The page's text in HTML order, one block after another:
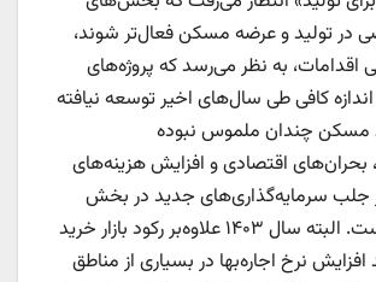
در تولید و عرضه مسکن فعال‌تر شوند،
اقدامات، به نظر می‌رسد که پروژه‌های
کافی طی سال‌های اخیر توسعه نیافته
مسکن چندان ملموس نبوده
اقتصادی و افزایش هزینه‌های
جلب سرمایه‌گذاری‌های جدید در بخش
مسکن شده است. البته سال ۱۴۰۳ علاوه‌بر رکود بازار خرید
نرخ اجاره‌بها در بسیاری از مناطق